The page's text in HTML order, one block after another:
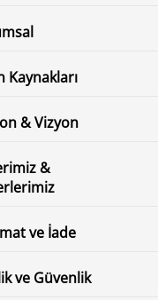
Kaynakları
& Vizyon
&
ve İade
ve Güvenlik